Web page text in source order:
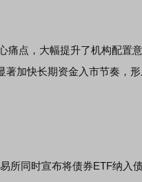
点，大幅提升了机构配置意
加快长期资金入市节奏，
同时宣布将债券ETF纳入